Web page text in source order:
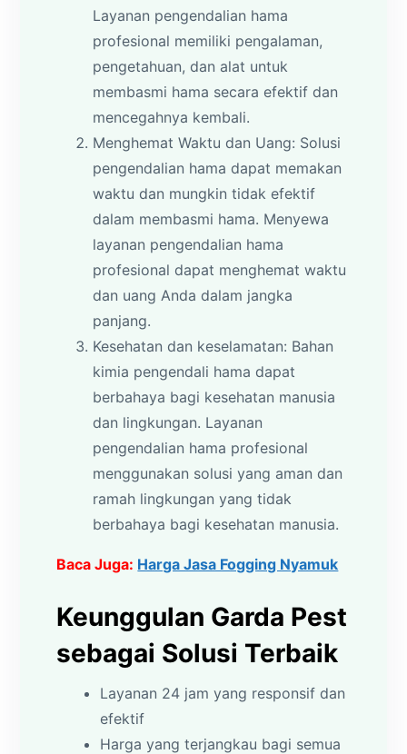
Layanan pengendalian hama
profesional memiliki pengalaman,
pengetahuan, dan alat untuk
membasmi hama secara efektif dan
mencegahnya kembali.
Menghemat Waktu dan Uang: Solusi
pengendalian hama dapat memakan
waktu dan mungkin tidak efektif
dalam membasmi hama. Menyewa
layanan pengendalian hama
profesional dapat menghemat waktu
dan uang Anda dalam jangka
panjang.
Kesehatan dan keselamatan: Bahan
kimia pengendali hama dapat
berbahaya bagi kesehatan manusia
dan lingkungan. Layanan
pengendalian hama profesional
menggunakan solusi yang aman dan
ramah lingkungan yang tidak
berbahaya bagi kesehatan manusia.
Baca Juga: Harga Jasa Fogging Nyamuk
Keunggulan Garda Pest
sebagai Solusi Terbaik
Layanan 24 jam yang responsif dan
efektif
Harga yang terjangkau bagi semua